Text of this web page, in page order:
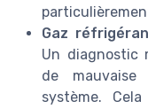
Gaz
Un diagnostic
de
système.